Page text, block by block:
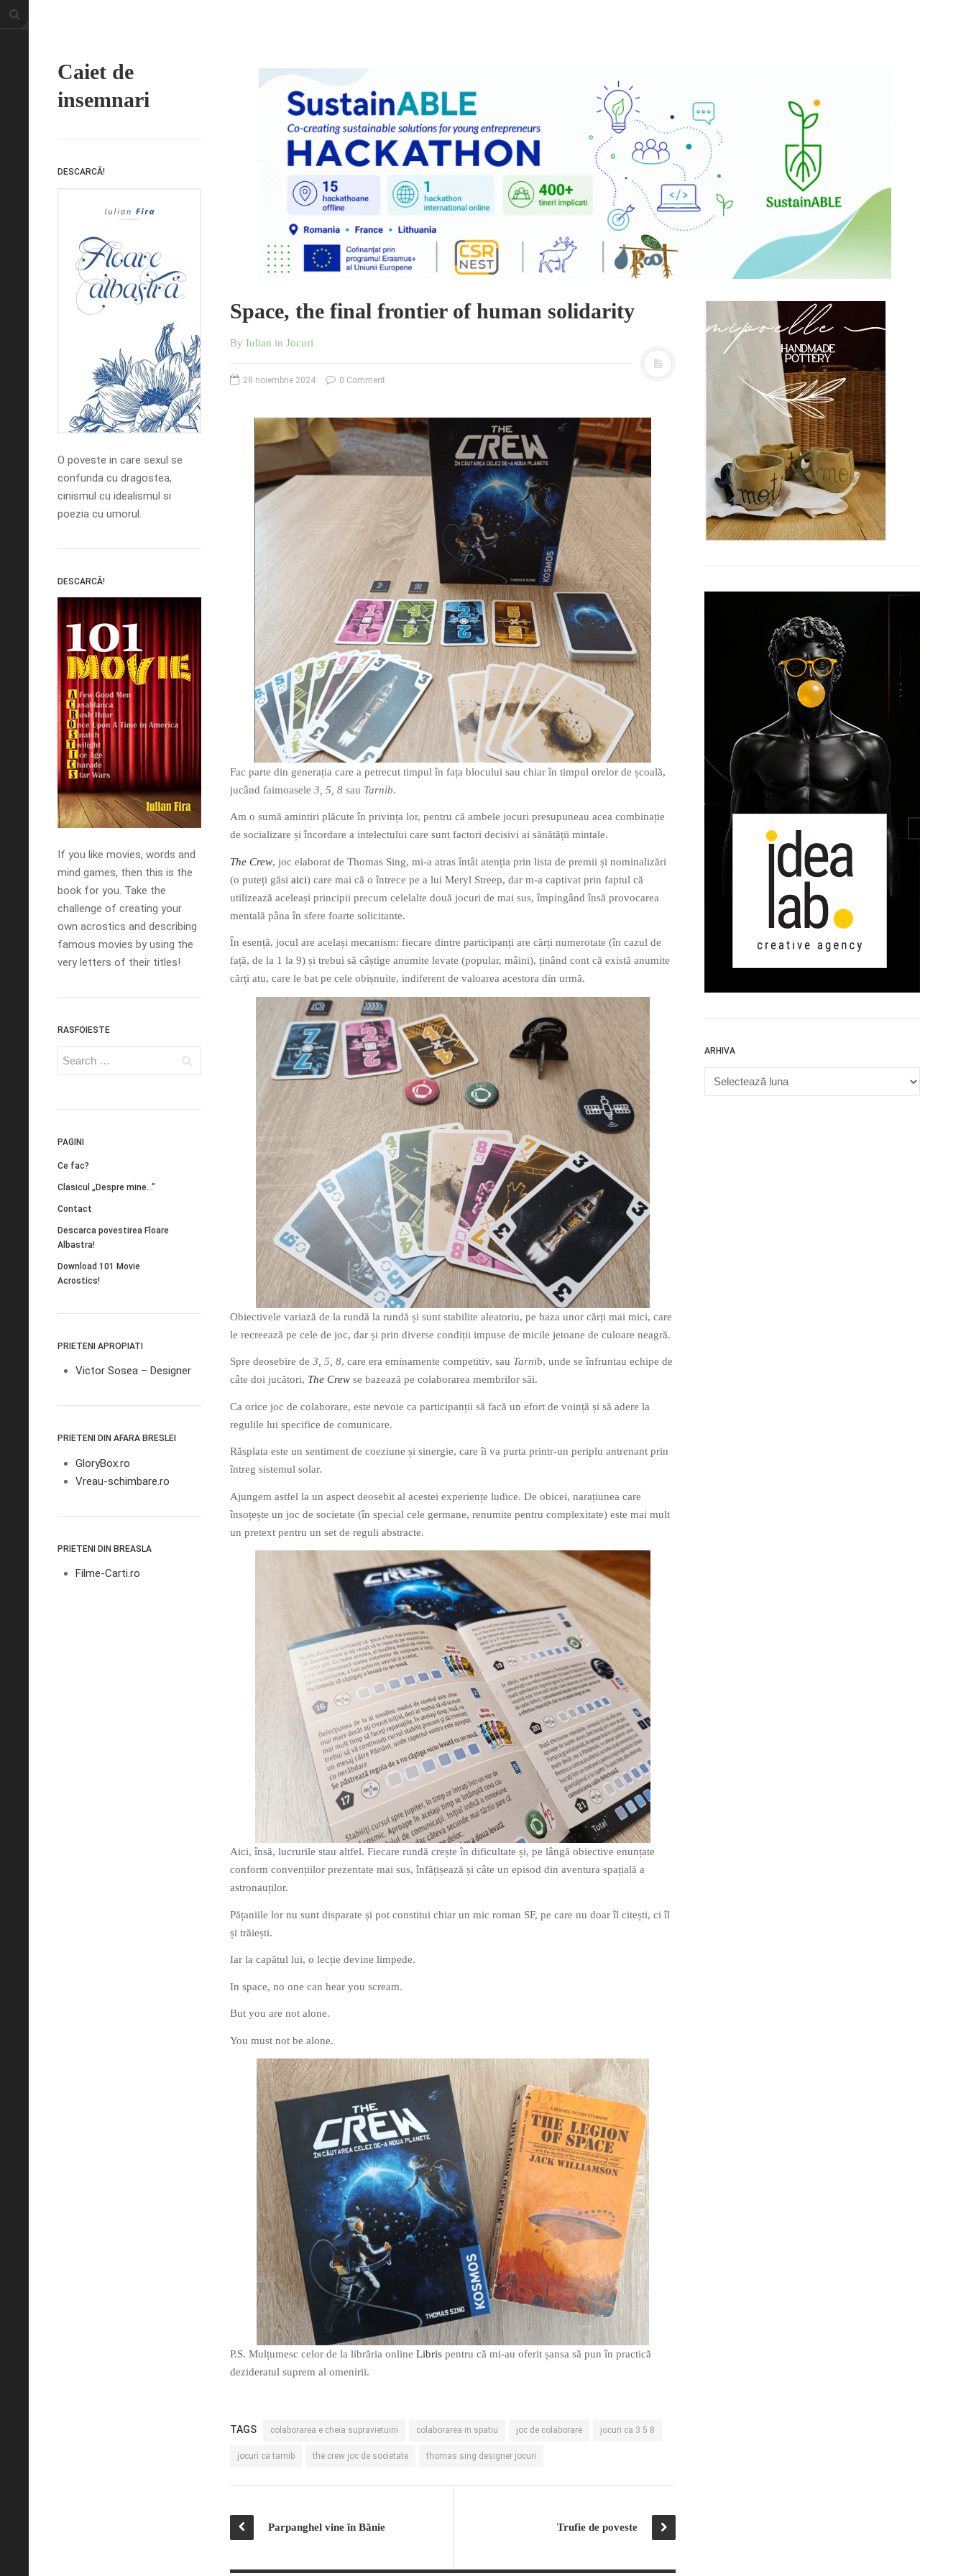
Caiet de
insemnari
DESCARCĂ!
O poveste in care sexul se
confunda cu dragostea,
cinismul cu idealismul si
poezia cu umorul.
DESCARCĂ!
If you like movies, words and
mind games, then this is the
book for you. Take the
challenge of creating your
own acrostics and describing
famous movies by using the
very letters of their titles!
RASFOIESTE
PAGINI
Ce fac?
Clasicul „Despre mine…”
Contact
Descarca povestirea Floare
Albastra!
Download 101 Movie
Acrostics!
PRIETENI APROPIATI
Victor Sosea – Designer
PRIETENI DIN AFARA BRESLEI
GloryBox.ro
Vreau-schimbare.ro
PRIETENI DIN BREASLA
Filme-Carti.ro
Space, the final frontier of human solidarity
By Iulian in Jocuri
28 noiembrie 2024 0 Comment
Fac parte din generația care a petrecut timpul în fața blocului sau chiar în timpul orelor de școală,
jucând faimoasele 3, 5, 8 sau Tarnib.
Am o sumă amintiri plăcute în privința lor, pentru că ambele jocuri presupuneau acea combinație
de socializare și încordare a intelectului care sunt factori decisivi ai sănătății mintale.
The Crew, joc elaborat de Thomas Sing, mi-a atras întâi atenția prin lista de premii și nominalizări
(o puteți găsi aici) care mai că o întrece pe a lui Meryl Streep, dar m-a captivat prin faptul că
utilizează aceleași principii precum celelalte două jocuri de mai sus, împingând însă provocarea
mentală pâna în sfere foarte solicitante.
În esență, jocul are același mecanism: fiecare dintre participanți are cărți numerotate (în cazul de
față, de la 1 la 9) și trebui să câștige anumite levate (popular, mâini), ținând cont că există anumite
cărți atu, care le bat pe cele obișnuite, indiferent de valoarea acestora din urmă.
Obiectivele variază de la rundă la rundă și sunt stabilite aleatoriu, pe baza unor cărți mai mici, care
le recreează pe cele de joc, dar și prin diverse condiții impuse de micile jetoane de culoare neagră.
Spre deosebire de 3, 5, 8, care era eminamente competitiv, sau Tarnib, unde se înfruntau echipe de
câte doi jucători, The Crew se bazează pe colaborarea membrilor săi.
Ca orice joc de colaborare, este nevoie ca participanții să facă un efort de voință și să adere la
regulile lui specifice de comunicare.
Răsplata este un sentiment de coeziune și sinergie, care îi va purta printr-un periplu antrenant prin
întreg sistemul solar.
Ajungem astfel la un aspect deosebit al acestei experiențe ludice. De obicei, narațiunea care
însoțește un joc de societate (în special cele germane, renumite pentru complexitate) este mai mult
un pretext pentru un set de reguli abstracte.
Aici, însă, lucrurile stau altfel. Fiecare rundă crește în dificultate și, pe lângă obiective enunțate
conform convențiilor prezentate mai sus, înfățișează și câte un episod din aventura spațială a
astronauților.
Pățaniile lor nu sunt disparate și pot constitui chiar un mic roman SF, pe care nu doar îl citești, ci îl
și trăiești.
Iar la capătul lui, o lecție devine limpede.
In space, no one can hear you scream.
But you are not alone.
You must not be alone.
P.S. Mulțumesc celor de la librăria online Libris pentru că mi-au oferit șansa să pun în practică
dezideratul suprem al omenirii.
TAGS colaborarea e cheia supravietuirii colaborarea in spatiu joc de colaborare jocuri ca 3 5 8
jocuri ca tarnib the crew joc de societate thomas sing designer jocuri
Parpanghel vine în Bănie Trufie de poveste
ARHIVA
Arhiva